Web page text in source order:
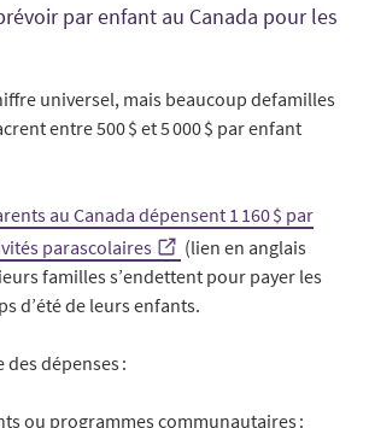
par enfant au Canada pour les
universel, mais beaucoup defamilles
entre 500 $ et 5 000 $ par enfant
au Canada dépensent 1 160 $ par
parascolaires
(lien en anglais
familles s’endettent pour payer les
d’été de leurs enfants.
dépenses :
ou programmes communautaires :